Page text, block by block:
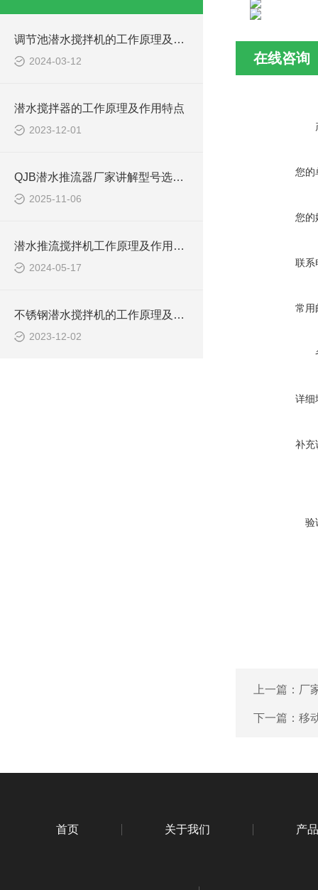
调节池潜水搅拌机的工作原理及潜水推进器CAD安装图、结构图
2024-03-12
潜水搅拌器的工作原理及作用特点
2023-12-01
QJB潜水推流器厂家讲解型号选型注意事项
2025-11-06
潜水推流搅拌机工作原理及作用特点、安装图、CAD结构图
2024-05-17
不锈钢潜水搅拌机的工作原理及作用特点、CAD安装系统结构图
2023-12-02
在线咨询
您的
您的
联系
常用
详细
补充
验
上一篇： 厂
下一篇： 移
首页 关于我们 产